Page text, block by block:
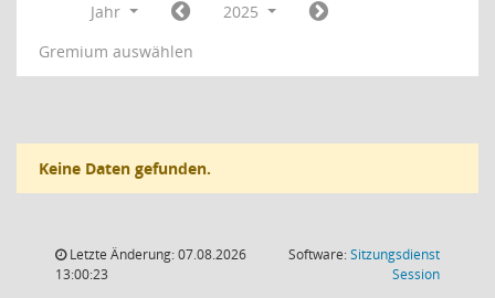
Jahr
2025
Gremium auswählen
Keine Daten gefunden.
Letzte Änderung: 07.08.2026
13:00:23
Software:Sitzungsdienst
Session(Wird in